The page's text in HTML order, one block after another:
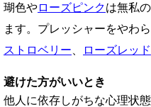
瑚色やローズピンクは無私
ます。プレッシャーをやわ
ストロベリー
ローズレッド
避けた方がいいとき
他人に依存しがちな心理状